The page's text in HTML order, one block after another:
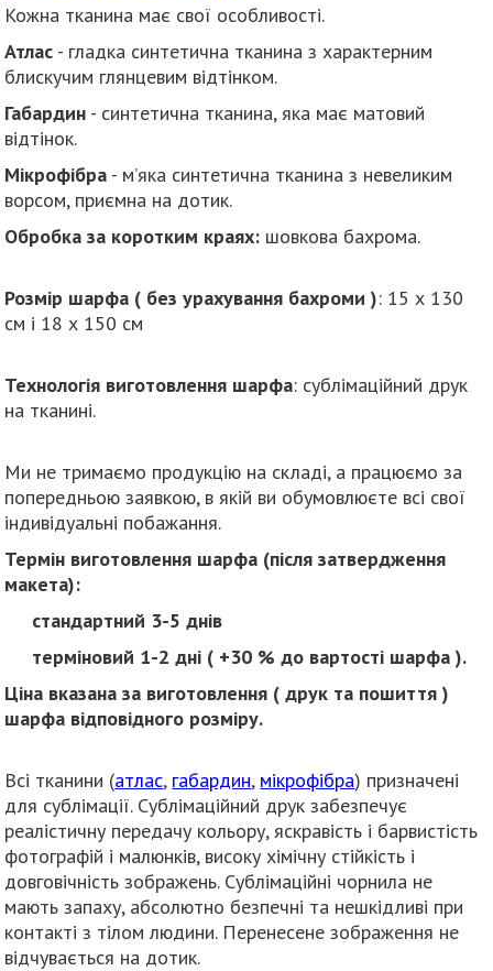
Кожна тканина має свої особливості.
Атлас - гладка синтетична тканина з характерним
блискучим глянцевим відтінком.
Габардин - синтетична тканина, яка має матовий
відтінок.
Мікрофібра - м’яка синтетична тканина з невеликим
ворсом, приємна на дотик.
Обробка за коротким краях: шовкова бахрома.
Розмір шарфа ( без урахування бахроми ): 15 х 130
см і 18 х 150 см
Технологія виготовлення шарфа: сублімаційний друк
на тканині.
Ми не тримаємо продукцію на складі, а працюємо за
попередньою заявкою, в якій ви обумовлюєте всі свої
індивідуальні побажання.
Термін виготовлення шарфа (після затвердження
макета):
стандартний 3-5 днів
терміновий 1-2 дні ( +30 % до вартості шарфа ).
Ціна вказана за виготовлення ( друк та пошиття )
шарфа відповідного розміру.
Всі тканини (атлас, габардин, мікрофібра) призначені
для сублімації. Сублімаційний друк забезпечує
реалістичну передачу кольору, яскравість і барвистість
фотографій і малюнків, високу хімічну стійкість і
довговічність зображень. Сублімаційні чорнила не
мають запаху, абсолютно безпечні та нешкідливі при
контакті з тілом людини. Перенесене зображення не
відчувається на дотик.